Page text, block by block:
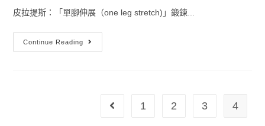
皮拉提斯：「單腳伸展（one leg stretch)」鍛鍊...
Continue Reading
1 2 3 4